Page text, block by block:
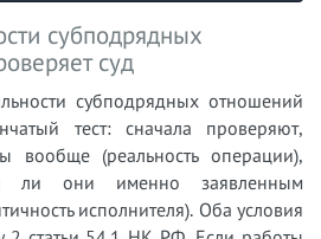
субподрядных
суд
субподрядных отношений
тест: сначала проверяют,
вообще (реальность операции),
ли они именно заявленным
исполнителя). Оба условия